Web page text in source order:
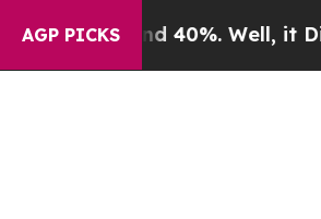
AGP PICKS40%. Well, it Didn’t As